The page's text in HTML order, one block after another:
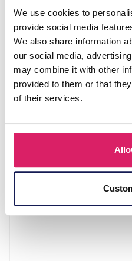
We use cookies to
provide social media
We also share information
our social media,
may combine it with other
provided to them or that
of their services.
S-I1.4 BS003-002